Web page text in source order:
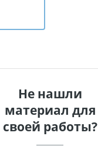
Не нашли
материал для
своей работы?